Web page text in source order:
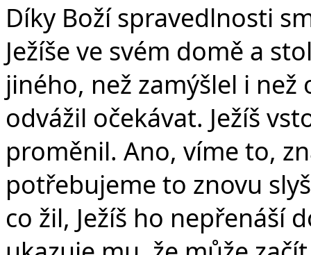
Díky Boží spravedlnosti
Ježíše ve svém domě a
jiného, než zamýšlel i než
odvážil očekávat. Ježíš
proměnil. Ano, víme to,
potřebujeme to znovu
co žil, Ježíš ho nepřenáší